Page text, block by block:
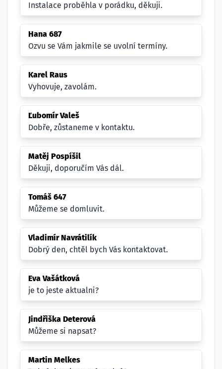
Instalace proběhla v porádku, děkuji.
Hana 687
Ozvu se Vám jakmile se uvolní termíny.
Karel Raus
Vyhovuje, zavolám.
Ľubomír Valeš
Dobře, zůstaneme v kontaktu.
Matěj Pospíšil
Děkuji, doporučím Vás dál.
Tomáš 647
Můžeme se domluvit.
Vladimír Navrátilík
Dobrý den, chtěl bych Vás kontaktovat.
Eva Vašátková
je to jeste aktualni?
Jindřiška Deterová
Můžeme si napsat?
Martin Melkes